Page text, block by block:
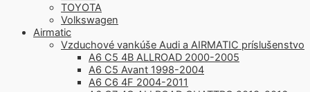
TOYOTA
Volkswagen
Airmatic
Vzduchové vankúše Audi a AIRMATIC príslušenstvo
A6 C5 4B ALLROAD 2000-2005
A6 C5 Avant 1998-2004
A6 C6 4F 2004-2011